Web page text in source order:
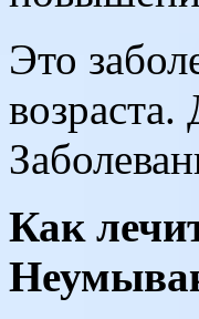
Это
возраста.
Как